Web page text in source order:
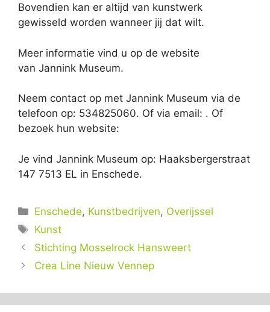
Bovendien kan er altijd van kunstwerk
gewisseld worden wanneer jij dat wilt.
Meer informatie vind u op de website
van Jannink Museum.
Neem contact op met Jannink Museum via de
telefoon op: 534825060. Of via email: . Of
bezoek hun website:
Je vind Jannink Museum op: Haaksbergerstraat
147 7513 EL in Enschede.
Categorieën
Enschede, Kunstbedrijven, Overijssel
Tags
Kunst
Stichting Mosselrock Hansweert
Crea Line Nieuw Vennep